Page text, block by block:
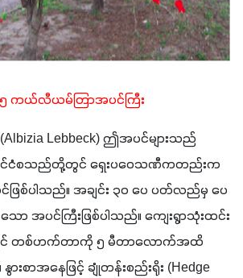
၅ ကယ်လီယမ်တြာအပင်ကြီး
(Albizia Lebbeck) ဤအပင်များသည်
ာနိုင်ငံစသည်တို့တွင် ရှေးပဝေသဏီကတည်းက
ြစ်ပါသည်။ အချင်း ၃၀ ပေ ပတ်လည်မှ ပေ
ာ အပင်ကြီးဖြစ်ပါသည်။ ကျေးရွာသုံးထင်း
ျှင် တစ်ဟက်တာကို ၅ မီတာလောက်အထိ
စာအနေဖြင့် ချုံတန်းစည်းရိုး (Hedge